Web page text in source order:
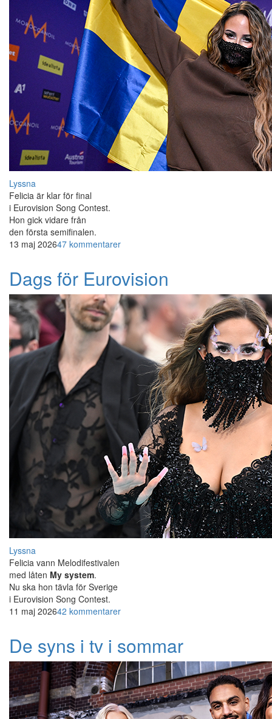
Lyssna
Felicia är klar för final
i Eurovision Song Contest.
Hon gick vidare från
den första semifinalen.
13 maj 202647 kommentarer
Dags för Eurovision
Lyssna
Felicia vann Melodifestivalen
med låten My system.
Nu ska hon tävla för Sverige
i Eurovision Song Contest.
11 maj 202642 kommentarer
De syns i tv i sommar